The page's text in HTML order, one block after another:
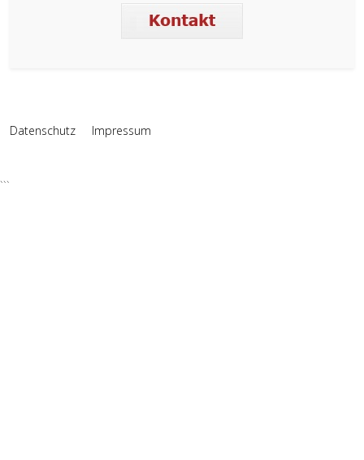
Datenschutz Impressum
```